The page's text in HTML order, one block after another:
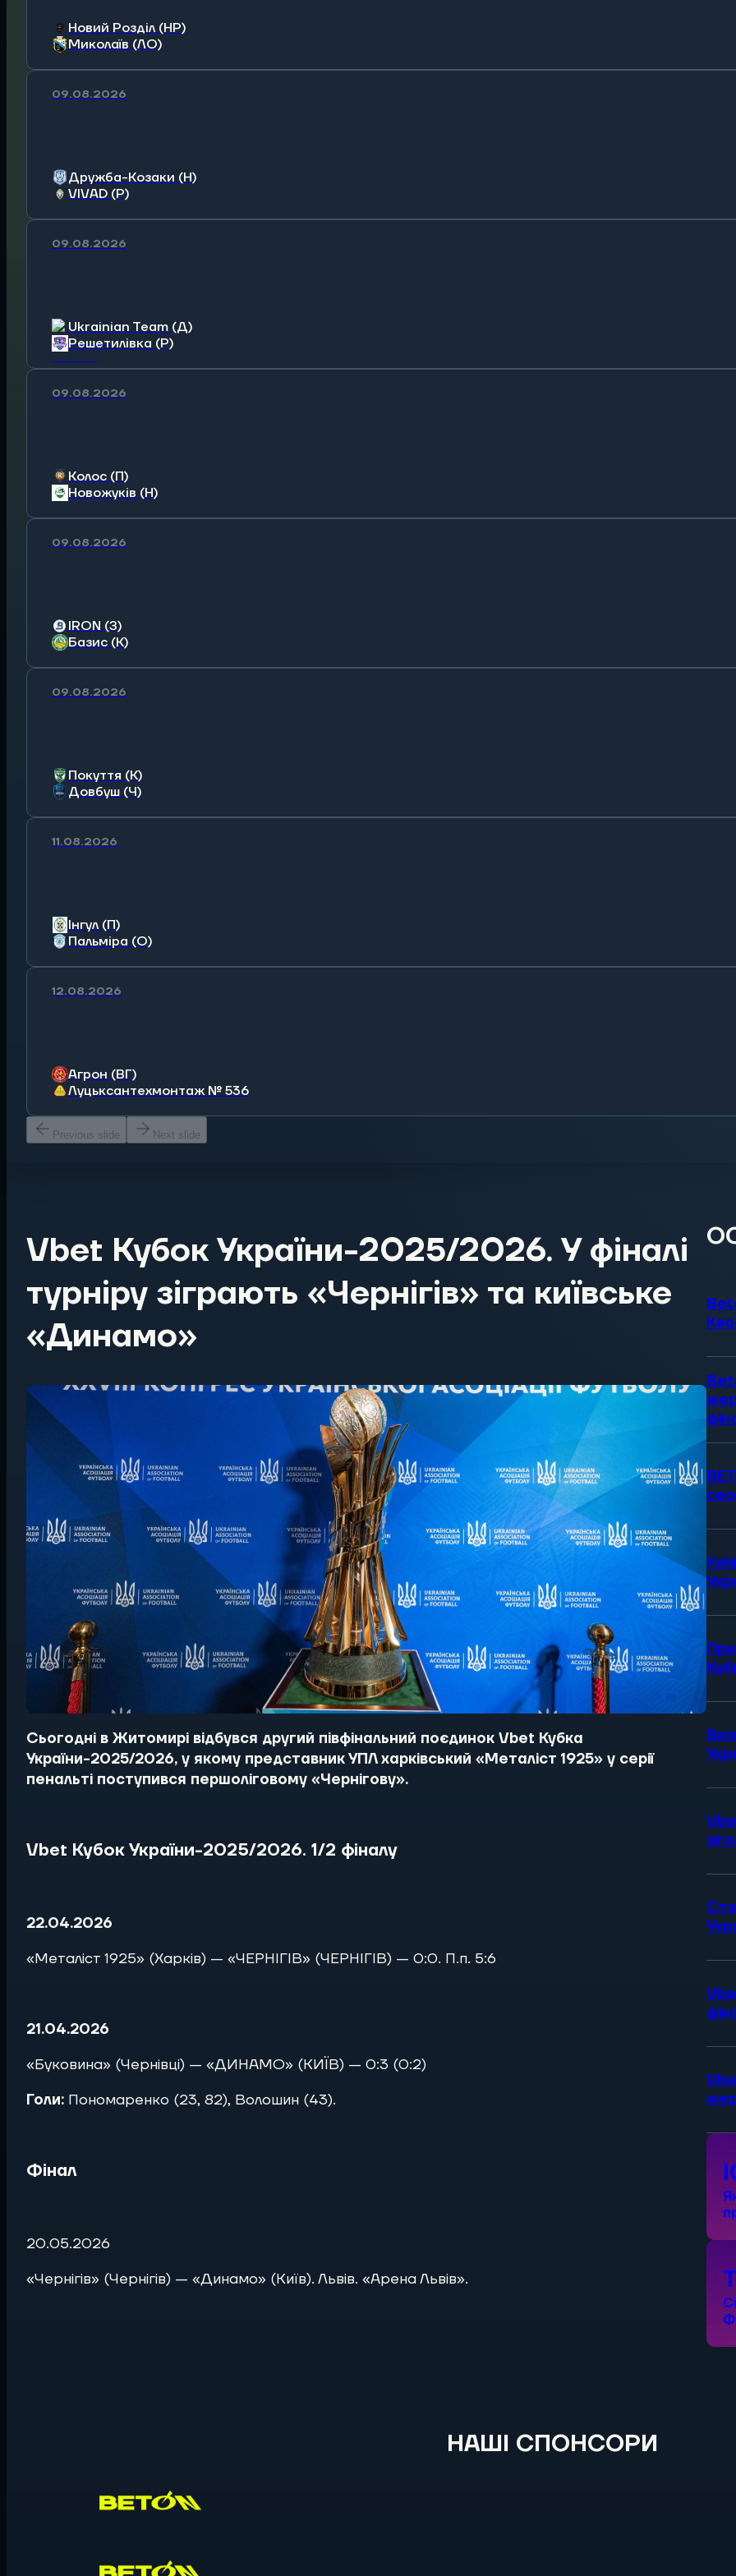
Новий Розділ (НР)
Миколаїв (ЛО)
09.08.2026
Дружба-Козаки (Н)
VIVAD (Р)
09.08.2026
Ukrainian Team (Д)
Решетилівка (Р)
09.08.2026
Колос (П)
Новожуків (Н)
09.08.2026
IRON (З)
Базис (К)
09.08.2026
Покуття (К)
Довбуш (Ч)
11.08.2026
Інгул (П)
Пальміра (О)
12.08.2026
Агрон (ВГ)
Луцьксантехмонтаж № 536
Previous slide Next slide
Vbet Кубок України-2025/2026. У фіналі
турніру зіграють «Чернігів» та київське
«Динамо»
Сьогодні в Житомирі відбувся другий півфінальний поєдинок Vbet Кубка
України-2025/2026, у якому представник УПЛ харківський «Металіст 1925» у серії
пенальті поступився першоліговому «Чернігову».
Vbet Кубок України-2025/2026. 1/2 фіналу
22.04.2026
«Металіст 1925» (Харків) — «ЧЕРНІГІВ» (ЧЕРНІГІВ) — 0:0. П.п. 5:6
21.04.2026
«Буковина» (Чернівці) — «ДИНАМО» (КИЇВ) — 0:3 (0:2)
Голи: Пономаренко (23, 82), Волошин (43).
Фінал
20.05.2026
«Чернігів» (Чернігів) — «Динамо» (Київ). Львів. «Арена Львів».
НАШІ СПОНСОРИ